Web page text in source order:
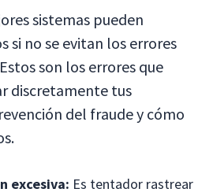
sistemas pueden
si no se evitan los errores
son los errores que
discretamente tus
del fraude y cómo
excesiva: Es tentador rastrear